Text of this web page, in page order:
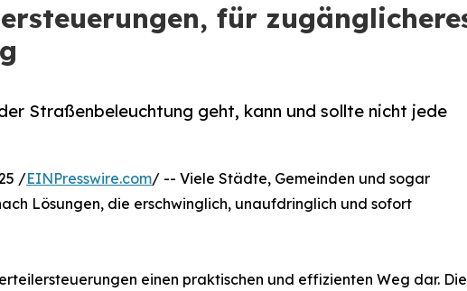
für
Straßenbeleuchtung geht, kann und sollte nicht jede
/EINPresswire.com/ -- Viele Städte, Gemeinden und sogar
Lösungen, die erschwinglich, unaufdringlich und sofort
einen praktischen und effizienten Weg dar. Die